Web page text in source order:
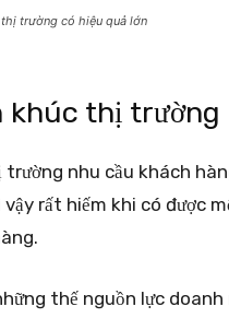
trường có hiệu quả lớn
khúc thị trường
nhu cầu khách
vậy rất hiếm khi có được
thế nguồn lực